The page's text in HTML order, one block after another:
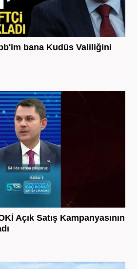
bana Kudüs Valiliğini
Açık Satış Kampanyasının